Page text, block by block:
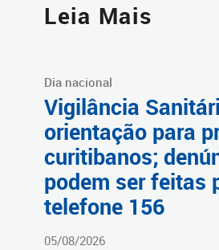
Leia Mais
Dia nacional
Vigilância
orientação para
curitibanos;
podem ser feitas
telefone 156
05/08/2026